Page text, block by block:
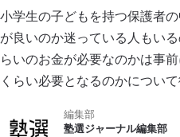
会社概要
小学生の子どもを持つ保護者
が良いのか迷っている人もい
らいのお金が必要なのかは事
くらい必要となるのかについて
編集部
塾選ジャーナル編集部